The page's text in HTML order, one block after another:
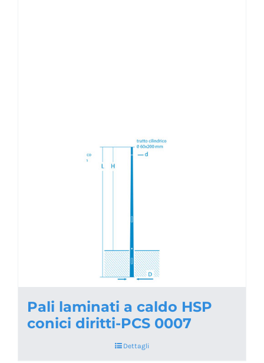
Pali laminati a caldo HSP
conici diritti-PCS 0007
Dettagli